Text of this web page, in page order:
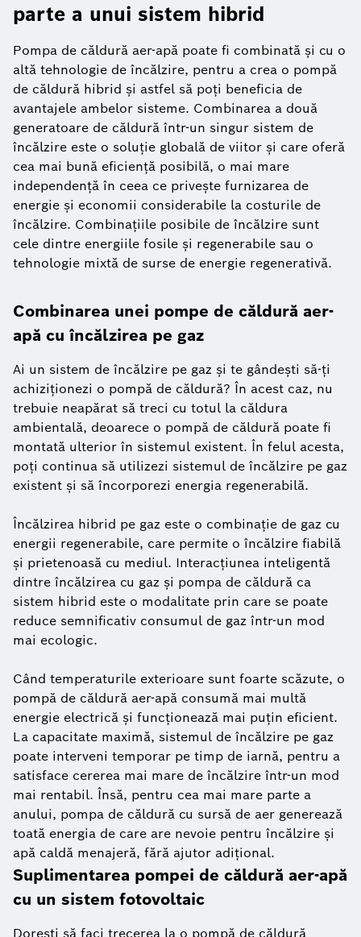
parte a unui sistem hibrid
Pompa de căldură aer-apă poate fi combinată și cu o
altă tehnologie de încălzire, pentru a crea o pompă
de căldură hibrid și astfel să poți beneficia de
avantajele ambelor sisteme. Combinarea a două
generatoare de căldură într-un singur sistem de
încălzire este o soluție globală de viitor și care oferă
cea mai bună eficiență posibilă, o mai mare
independență în ceea ce privește furnizarea de
energie și economii considerabile la costurile de
încălzire. Combinațiile posibile de încălzire sunt
cele dintre energiile fosile și regenerabile sau o
tehnologie mixtă de surse de energie regenerativă.
Combinarea unei pompe de căldură aer-
apă cu încălzirea pe gaz
Ai un sistem de încălzire pe gaz și te gândești să-ți
achiziționezi o pompă de căldură? În acest caz, nu
trebuie neapărat să treci cu totul la căldura
ambientală, deoarece o pompă de căldură poate fi
montată ulterior în sistemul existent. În felul acesta,
poți continua să utilizezi sistemul de încălzire pe gaz
existent și să încorporezi energia regenerabilă.
Încălzirea hibrid pe gaz este o combinație de gaz cu
energii regenerabile, care permite o încălzire fiabilă
și prietenoasă cu mediul. Interacțiunea inteligentă
dintre încălzirea cu gaz și pompa de căldură ca
sistem hibrid este o modalitate prin care se poate
reduce semnificativ consumul de gaz într-un mod
mai ecologic.
Când temperaturile exterioare sunt foarte scăzute, o
pompă de căldură aer-apă consumă mai multă
energie electrică și funcționează mai puțin eficient.
La capacitate maximă, sistemul de încălzire pe gaz
poate interveni temporar pe timp de iarnă, pentru a
satisface cererea mai mare de încălzire într-un mod
mai rentabil. Însă, pentru cea mai mare parte a
anului, pompa de căldură cu sursă de aer generează
toată energia de care are nevoie pentru încălzire și
apă caldă menajeră, fără ajutor adițional.
Suplimentarea pompei de căldură aer-apă
cu un sistem fotovoltaic
Dorești să faci trecerea la o pompă de căldură